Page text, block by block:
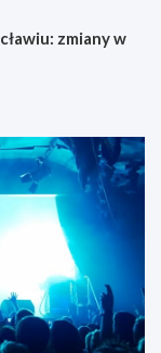
zmiany w